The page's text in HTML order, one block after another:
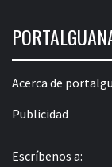
Acerca de
Publicidad
Escríbenos a: